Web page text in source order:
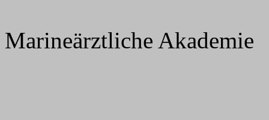
Marineärztliche Akademie